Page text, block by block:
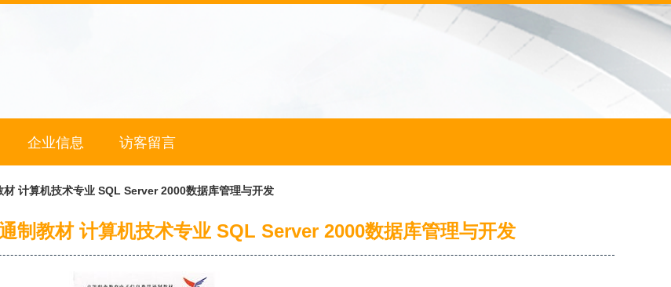
企业信息 访客留言
计算机技术专业 SQL Server 2000数据库管理与开发
制教材 计算机技术专业 SQL Server 2000数据库管理与开发